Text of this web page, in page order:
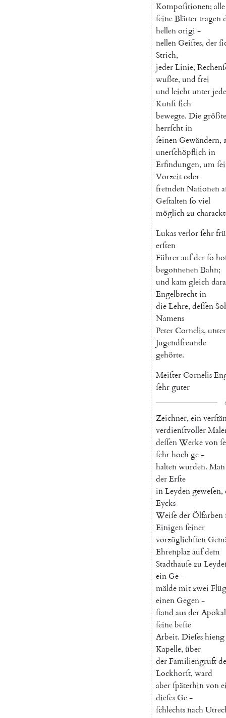
Kompoſitionen; alle
ſeineBlättertragen
hellenorigi -
nellen Geiſtes, der
Strich,
jederLinie,
wußte, und frei
und leichtunter
Kunſtſich
bewegte. Diegrößte
herrſchtin
ſeinen Gewändern,
unerſchöpflichin
Erfindungen, um
Vorzeitoder
fremdenNationen
Geſtaltenſo viel
möglichzu
Lukasverlorſehr
erſten
Führeraufderſo
begonnenenBahn;
und kamgleich
Engelbrechtin
dieLehre, deſſen
Namens
PeterCornelis, unter
Jugendfreunde
gehörte.
MeiſterCornelis
ſehrguter
Zeichner, ein
verdienſtvoller
deſſenWerkevon
ſehrhochge-
haltenwurden. Man
derErſte
inLeydengeweſen,
Eycks
WeiſederÖlfarben
Einigenſeiner
vorzüglichſten
Ehrenplazaufdem
Stadthauſezu
ein Ge-
mäldemitzwei
einen Gegen-
ſtand ausder
ſeinebeſte
Arbeit. Dieſeshieng
Kapelle, über
derFamiliengruft
Lockhorſt, ward
aberſpäterhinvon
dieſes Ge-
ſchlechtsnach